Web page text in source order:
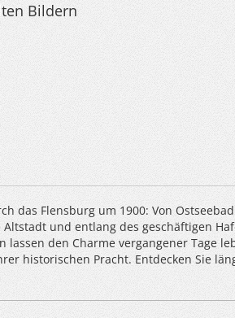
Bildern
das Flensburg um 1900: Von
und entlang des geschäftigen
lassen den Charme vergangener Tage
historischen Pracht. Entdecken Sie